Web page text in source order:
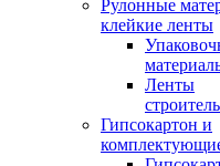
Рулонные
клейкие ленты
Ленты
Гипсокартон и